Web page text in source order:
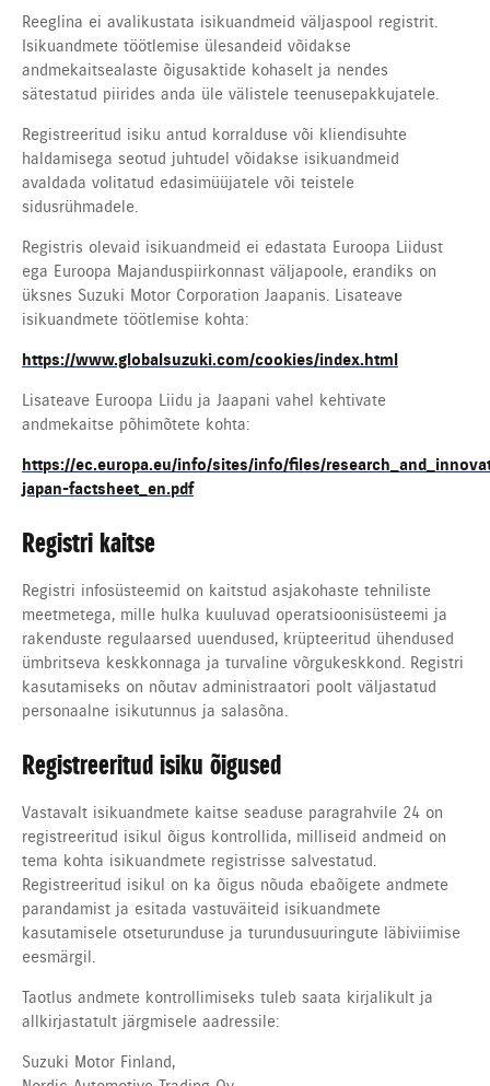
Reeglina ei avalikustata isikuandmeid väljaspool registrit.
Isikuandmete töötlemise ülesandeid võidakse
andmekaitsealaste õigusaktide kohaselt ja nendes
sätestatud piirides anda üle välistele teenusepakkujatele.
Registreeritud isiku antud korralduse või kliendisuhte
haldamisega seotud juhtudel võidakse isikuandmeid
avaldada volitatud edasimüüjatele või teistele
sidusrühmadele.
Registris olevaid isikuandmeid ei edastata Euroopa Liidust
ega Euroopa Majanduspiirkonnast väljapoole, erandiks on
üksnes Suzuki Motor Corporation Jaapanis. Lisateave
isikuandmete töötlemise kohta:
https://www.globalsuzuki.com/cookies/index.html
Lisateave Euroopa Liidu ja Jaapani vahel kehtivate
andmekaitse põhimõtete kohta:
https://ec.europa.eu/info/sites/info/files/
japan-factsheet_en.pdf
Registri kaitse
Registri infosüsteemid on kaitstud asjakohaste tehniliste
meetmetega, mille hulka kuuluvad operatsioonisüsteemi ja
rakenduste regulaarsed uuendused, krüpteeritud ühendused
ümbritseva keskkonnaga ja turvaline võrgukeskkond. Registri
kasutamiseks on nõutav administraatori poolt väljastatud
personaalne isikutunnus ja salasõna.
Registreeritud isiku õigused
Vastavalt isikuandmete kaitse seaduse paragrahvile 24 on
registreeritud isikul õigus kontrollida, milliseid andmeid on
tema kohta isikuandmete registrisse salvestatud.
Registreeritud isikul on ka õigus nõuda ebaõigete andmete
parandamist ja esitada vastuväiteid isikuandmete
kasutamisele otseturunduse ja turundusuuringute läbiviimise
eesmärgil.
Taotlus andmete kontrollimiseks tuleb saata kirjalikult ja
allkirjastatult järgmisele aadressile:
Suzuki Motor Finland,